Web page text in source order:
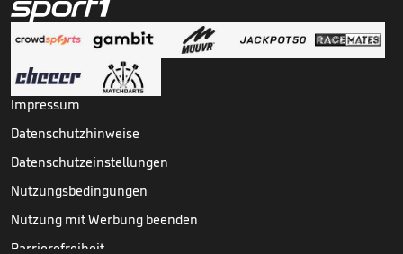
Impressum
Datenschutzhinweise
Datenschutzeinstellungen
Nutzungsbedingungen
Nutzung mit Werbung beenden
Barrierefreiheit